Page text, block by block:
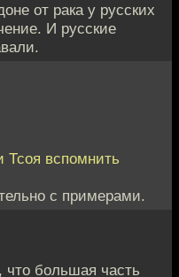
от рака у русских
И русские
Тсоя вспомнить
с примерами.
что большая часть